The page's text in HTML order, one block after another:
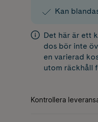
Kan
Det här är ett
dos bör inte
en varierad
utom räckhåll